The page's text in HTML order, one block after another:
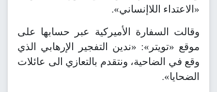
«الاعتداء اللاإنساني».
وقالت السفارة الأميركية عبر حسابها على
موقع «تويتر»: «ندين التفجير الإرهابي الذي
وقع في الضاحية، ونتقدم بالتعازي الى عائلات
الضحايا».